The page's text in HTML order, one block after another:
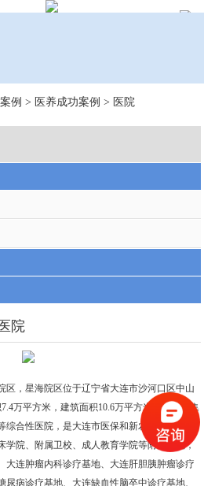
例 > 医养成功案例 > 医院
院
区，星海院区位于辽宁省大连市沙河口区中山
万平方米，建筑面积10.6万平方米，是一所集
合性医院，是大连市医保和新农合定点医
学院、附属卫校、成人教育学院等附属医院，
大连肿瘤内科诊疗基地、大连肝胆胰肿瘤诊疗
病诊疗基地、大连缺血性脑卒中诊疗基地、